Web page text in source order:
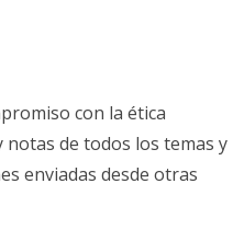
con la ética
de todos los temas y
enviadas desde otras